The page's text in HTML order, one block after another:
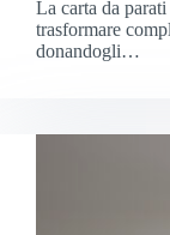
La carta da
trasformare
donandogli…